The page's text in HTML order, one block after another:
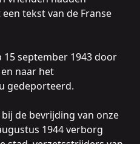
tekst van de Franse
15 september 1943 door
naar het
gedeporteerd.
de bevrijding van onze
1944 verborg